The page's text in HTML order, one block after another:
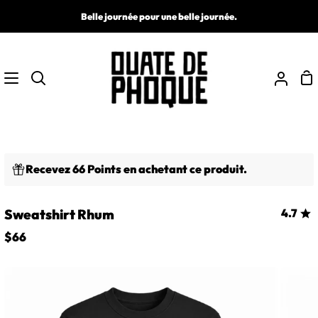
Belle journée pour une belle journée.
Recherche
Mon
Recevez 66 Points en achetant ce produit.
Sweatshirt Rhum 4.7
$66